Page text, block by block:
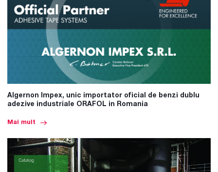
Algernon Impex, unic importator oficial de benzi dublu
adezive industriale ORAFOL in Romania
Mai mult